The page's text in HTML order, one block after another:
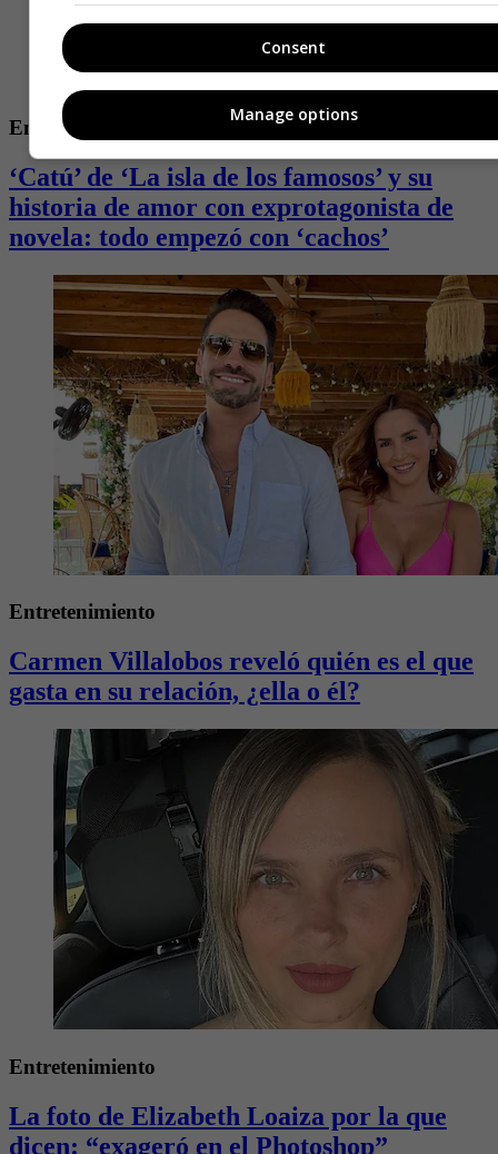
Entretenimiento
‘Catú’ de ‘La isla de los famosos’ y su
historia de amor con exprotagonista de
novela: todo empezó con ‘cachos’
Entretenimiento
Carmen Villalobos reveló quién es el que
gasta en su relación, ¿ella o él?
Entretenimiento
La foto de Elizabeth Loaiza por la que
dicen: “exageró en el Photoshop”
Consent
Manage options